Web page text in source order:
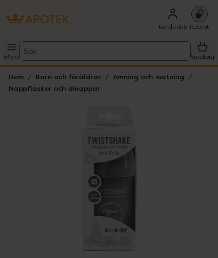
Kundklubb Recept
Meny
Sök
Varukorg
Hem Barn och föräldrar
Amning och matning
Nappflaskor och dinappar